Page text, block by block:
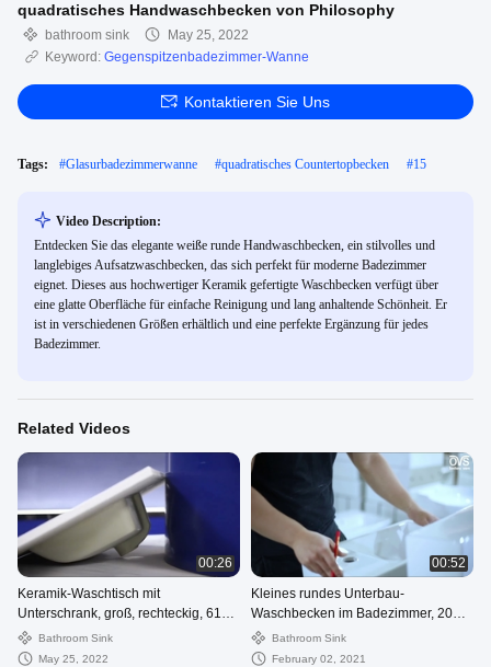
quadratisches Handwaschbecken von Philosophy
bathroom sink
May 25, 2022
Keyword: Gegenspitzenbadezimmer-Wanne
Kontaktieren Sie Uns
Tags: #Glasurbadezimmerwanne #quadratisches Countertopbecken #15
Video Description:
Entdecken Sie das elegante weiße runde Handwaschbecken, ein stilvolles und
langlebiges Aufsatzwaschbecken, das sich perfekt für moderne Badezimmer
eignet. Dieses aus hochwertiger Keramik gefertigte Waschbecken verfügt über
eine glatte Oberfläche für einfache Reinigung und lang anhaltende Schönheit. Er
ist in verschiedenen Größen erhältlich und eine perfekte Ergänzung für jedes
Badezimmer.
Related Videos
00:26
Keramik-Waschtisch mit
Unterschrank, groß, rechteckig, 610 x
460 x 180 mm
Bathroom Sink
May 25, 2022
00:52
Kleines rundes Unterbau-
Waschbecken im Badezimmer, 20
Zoll, weißer Keramik-Waschtisch
Bathroom Sink
February 02, 2021